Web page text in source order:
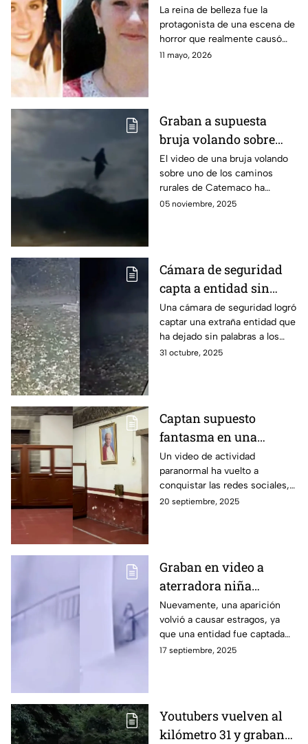
quedó libre... ¿quién es?
La reina de belleza fue la
protagonista de una escena de
horror que realmente causó
estragos en los que supieron
11 mayo, 2026
Graban a supuesta
bruja volando sobre
Catemaco, Veracruz |
VIDEO
El video de una bruja volando
sobre uno de los caminos
rurales de Catemaco ha
causado una gran conmoción
05 noviembre, 2025
Cámara de seguridad
capta a entidad sin
cabeza caminando en
jardín | VIDEO
Una cámara de seguridad logró
captar una extraña entidad que
ha dejado sin palabras a los
usuarios de redes sociales.
31 octubre, 2025
Captan supuesto
fantasma en una
iglesia de Azcapotzalco
| VIDEO
Un video de actividad
paranormal ha vuelto a
conquistar las redes sociales,
pues un supuesto fantasma
20 septiembre, 2025
Graban en video a
aterradora niña
fantasma en fábrica |
VIDEO
Nuevamente, una aparición
volvió a causar estragos, ya
que una entidad fue captada
por una cámara de seguridad.
17 septiembre, 2025
Youtubers vuelven al
kilómetro 31 y graban